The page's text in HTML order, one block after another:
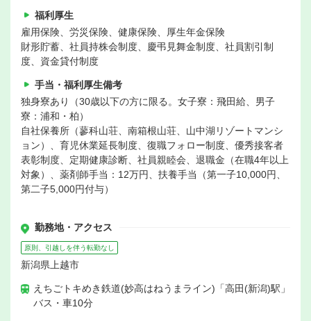
福利厚生
雇用保険、労災保険、健康保険、厚生年金保険
財形貯蓄、社員持株会制度、慶弔見舞金制度、社員割引制
度、資金貸付制度
手当・福利厚生備考
独身寮あり（30歳以下の方に限る。女子寮：飛田給、男子
寮：浦和・柏）
自社保養所（蓼科山荘、南箱根山荘、山中湖リゾートマンシ
ョン）、育児休業延長制度、復職フォロー制度、優秀接客者
表彰制度、定期健康診断、社員親睦会、退職金（在職4年以上
対象）、薬剤師手当：12万円、扶養手当（第一子10,000円、
第二子5,000円付与）
勤務地・アクセス
原則、引越しを伴う転勤なし
新潟県上越市
えちごトキめき鉄道(妙高はねうまライン)「高田(新潟)駅」
バス・車10分